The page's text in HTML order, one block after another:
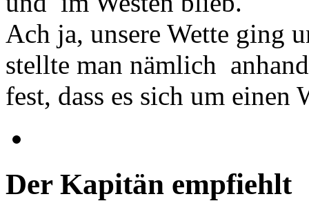
Ach ja, unsere Wette ging
stellte man nämlich
fest, dass es sich um einen
Der Kapitän empfiehlt